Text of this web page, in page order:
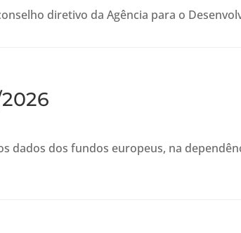
diretivo da Agência para o
dados dos fundos europeus, na